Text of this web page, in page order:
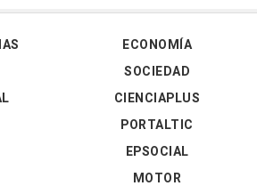
ECONOMÍA
SOCIEDAD
CIENCIAPLUS
PORTALTIC
EPSOCIAL
MOTOR